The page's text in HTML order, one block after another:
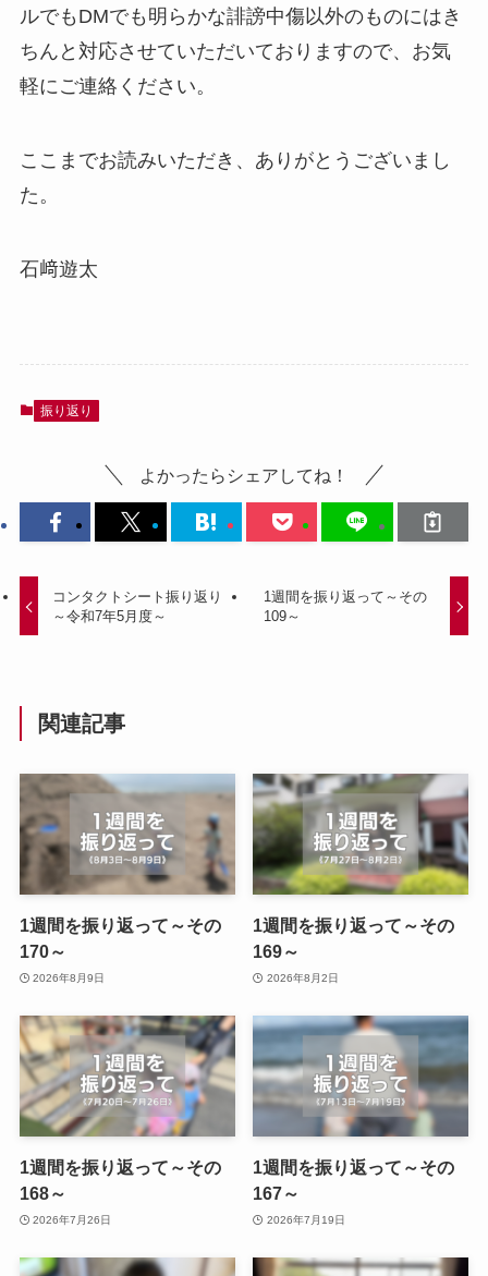
ルでもDMでも明らかな誹謗中傷以外のものにはき
ちんと対応させていただいておりますので、お気
軽にご連絡ください。
ここまでお読みいただき、ありがとうございまし
た。
石﨑遊太
振り返り
よかったらシェアしてね！
コンタクトシート振り返り
～令和7年5月度～
1週間を振り返って～その
109～
関連記事
1週間を振り返って～その
170～
2026年8月9日
1週間を振り返って～その
169～
2026年8月2日
1週間を振り返って～その
168～
2026年7月26日
1週間を振り返って～その
167～
2026年7月19日